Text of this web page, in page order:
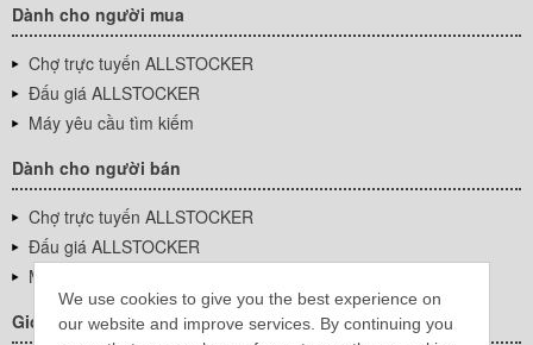
We use cookies to give you the best experience on
our website and improve services. By continuing you
Dành cho người mua
Chợ trực tuyến ALLSTOCKER
Đấu giá ALLSTOCKER
Máy yêu cầu tìm kiếm
Dành cho người bán
Chợ trực tuyến ALLSTOCKER
Đấu giá ALLSTOCKER
Máy yêu cầu tìm kiếm
Giới thiệu công ty